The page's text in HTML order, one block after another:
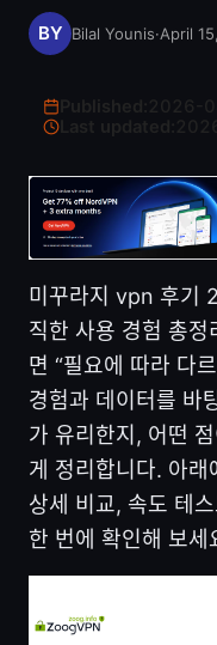
Bilal Younis·April
Last updated:
미꾸라지 vpn 후기
직한 사용 경험 총
면 “필요에 따라 다
경험과 데이터를 바
가 유리한지, 어떤
게 정리합니다. 아
상세 비교, 속도 테
한 번에 확인해 보세